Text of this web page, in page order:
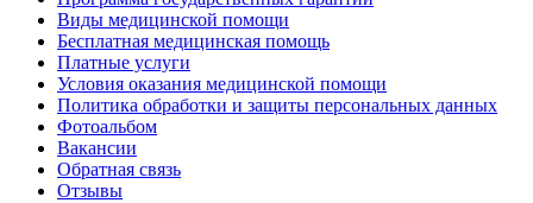
Виды медицинской помощи
Бесплатная медицинская помощь
Платные услуги
Условия оказания медицинской помощи
Политика обработки и защиты персональных данных
Фотоальбом
Вакансии
Обратная связь
Отзывы